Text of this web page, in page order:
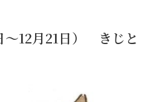
～12月21日） きじと